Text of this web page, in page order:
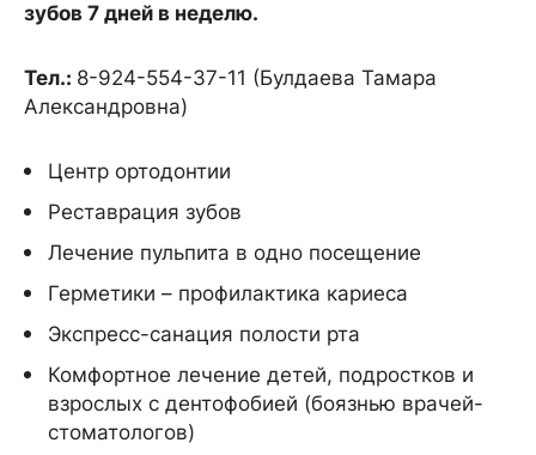
зубов 7 дней в неделю.
Тел.: 8-924-554-37-11 (Булдаева Тамара
Александровна)
Центр ортодонтии
Реставрация зубов
Лечение пульпита в одно посещение
Герметики – профилактика кариеса
Экспресс-санация полости рта
Комфортное лечение детей, подростков и
взрослых с дентофобией (боязнью врачей-
стоматологов)